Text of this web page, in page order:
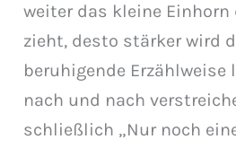
weiter das kleine
zieht, desto stärker wird
beruhigende
nach und nach
schließlich „Nur noch